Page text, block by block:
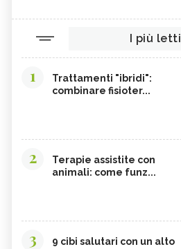
I più letti
1
Trattamenti "ibridi":
combinare fisioter...
2
Terapie assistite con
animali: come funz...
3
9 cibi salutari con un alto